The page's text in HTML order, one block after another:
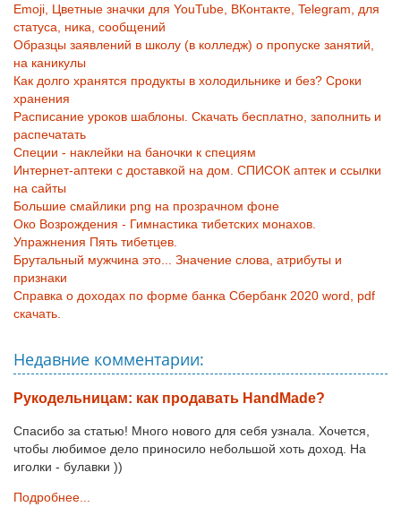
Emoji, Цветные значки для YouTube, ВКонтакте, Telegram, для
статуса, ника, сообщений
Образцы заявлений в школу (в колледж) о пропуске занятий,
на каникулы
Как долго хранятся продукты в холодильнике и без? Сроки
хранения
Расписание уроков шаблоны. Скачать бесплатно, заполнить и
распечатать
Специи - наклейки на баночки к специям
Интернет-аптеки с доставкой на дом. СПИСОК аптек и ссылки
на сайты
Большие смайлики png на прозрачном фоне
Око Возрождения - Гимнастика тибетских монахов.
Упражнения Пять тибетцев.
Брутальный мужчина это... Значение слова, атрибуты и
признаки
Справка о доходах по форме банка Сбербанк 2020 word, pdf
скачать.
Недавние комментарии:
Рукодельницам: как продавать HandMade?
Спасибо за статью! Много нового для себя узнала. Хочется,
чтобы любимое дело приносило небольшой хоть доход. На
иголки - булавки ))
Подробнее...